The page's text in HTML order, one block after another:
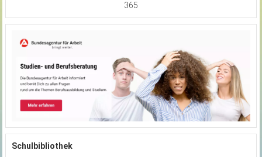
365
Schulbibliothek